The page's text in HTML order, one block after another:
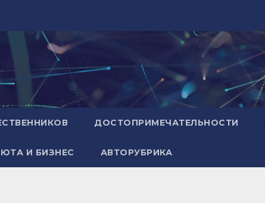
ДОСТОПРИМЕЧАТЕЛЬНОСТИ
И БИЗНЕС АВТОРУБРИКА